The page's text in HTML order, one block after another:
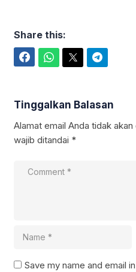
Share this:
Tinggalkan Balasan
Alamat email Anda tidak akan
wajib ditandai *
Save my name and email